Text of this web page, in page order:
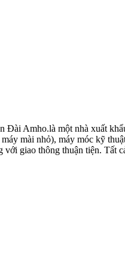
Amho.là một nhà xuất
mài nhỏ), máy móc kỹ
giao thông thuận tiện. Tất